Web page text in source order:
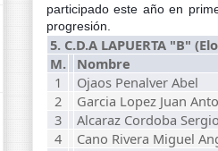
participado este año en
progresión.
5. C.D.A LAPUERTA "B"
M.
Nombre
1
Ojaos Penalver Abel
2
Garcia Lopez Juan
3
Alcaraz Cordoba Sergio
4
Cano Rivera Miguel